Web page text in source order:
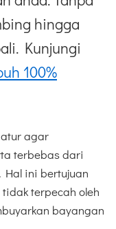
hingga
Kunjungi
100%
agar
terbebas dari
Hal ini bertujuan
terpecah oleh
bayangan